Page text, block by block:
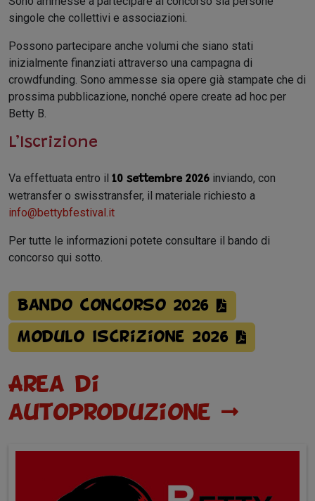
singole che collettivi e associazioni.
Possono partecipare anche volumi che siano stati
inizialmente finanziati attraverso una campagna di
crowdfunding. Sono ammesse sia opere già stampate che di
prossima pubblicazione, nonché opere create ad hoc per
Betty B.
L’Iscrizione
Va effettuata entro il 10 settembre 2026 inviando, con
wetransfer o swisstransfer, il materiale richiesto a
info@bettybfestival.it
Per tutte le informazioni potete consultare il bando di
concorso qui sotto.
Bando Concorso 2026
Modulo Iscrizione 2026
Area di
autoproduzione